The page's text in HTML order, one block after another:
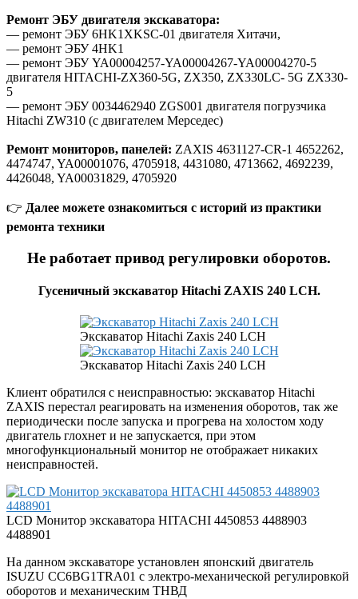
Ремонт ЭБУ двигателя экскаватора:
— ремонт ЭБУ 6HK1XKSC-01 двигателя Хитачи,
— ремонт ЭБУ 4HK1
— ремонт ЭБУ YA00004257-YA00004267-YA00004270-5
двигателя HITACHI-ZX360-5G, ZX350, ZX330LC- 5G ZX330-
5
— ремонт ЭБУ 0034462940 ZGS001 двигателя погрузчика
Hitachi ZW310 (с двигателем Мерседес)
Ремонт мониторов, панелей: ZAXIS 4631127-CR-1 4652262,
4474747, YA00001076, 4705918, 4431080, 4713662, 4692239,
4426048, YA00031829, 4705920
👉 Далее можете ознакомиться с историй из практики
ремонта техники
Не работает привод регулировки оборотов.
Гусеничный экскаватор Hitachi ZAXIS 240 LCH.
Экскаватор Hitachi Zaxis 240 LCH
Экскаватор Hitachi Zaxis 240 LCH
Клиент обратился с неисправностью: экскаватор Hitachi
ZAXIS перестал реагировать на изменения оборотов, так же
периодически после запуска и прогрева на холостом ходу
двигатель глохнет и не запускается, при этом
многофункциональный монитор не отображает никаких
неисправностей.
LCD Монитор экскаватора HITACHI 4450853 4488903
4488901
На данном экскаваторе установлен японский двигатель
ISUZU CC6BG1TRA01 с электро-механической регулировкой
оборотов и механическим ТНВД